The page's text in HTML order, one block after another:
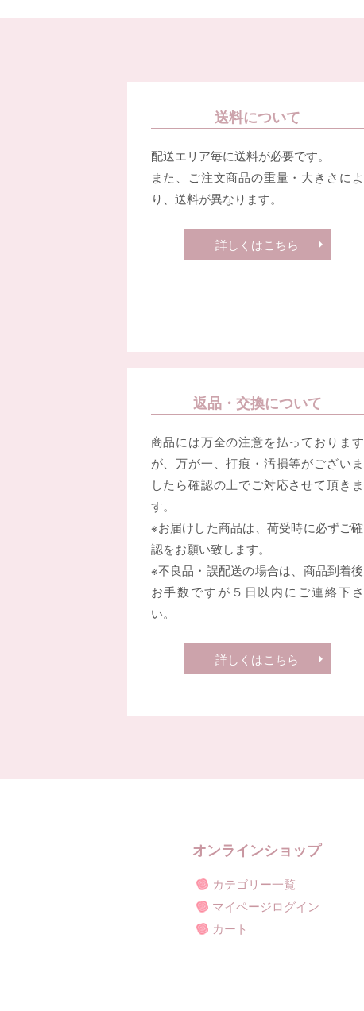
送料について
配送エリア毎に送料が必要です。
また、ご注文商品の重量・大きさによ
り、送料が異なります。
詳しくはこちら
返品・交換について
商品には万全の注意を払っております
が、万が一、打痕・汚損等がございま
したら確認の上でご対応させて頂きま
す。
※お届けした商品は、荷受時に必ずご確
認をお願い致します。
※不良品・誤配送の場合は、商品到着後
お手数ですが５日以内にご連絡下さ
い。
詳しくはこちら
オンラインショップ
カテゴリー一覧
マイページログイン
カート